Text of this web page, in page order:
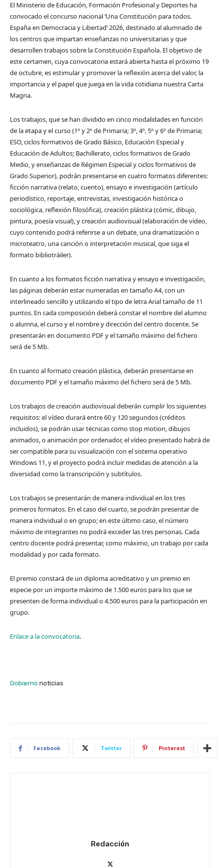
El Ministerio de Educación, Formación Profesional y Deportes ha
convocado el concurso nacional ‘Una Constitución para todos.
España en Democracia y Libertad’ 2026, destinado al alumnado de
los centros que impartan enseñanzas no universitarias y que
desarrollen trabajos sobre la Constitución Española. El objetivo de
este certamen, cuya convocatoria estará abierta hasta el próximo 19
de octubre, es estimular y promover la reflexión acerca del valor, la
importancia y el papel que juega en la vida cotidiana nuestra Carta
Magna.
Los trabajos, que se han dividido en cinco modalidades en función
de la etapa y el curso (1º y 2º de Primaria; 3º, 4º, 5º y 6º de Primaria;
ESO, ciclos formativos de Grado Básico, Educación Especial y
Educación de Adultos; Bachillerato, ciclos formativos de Grado
Medio, y enseñanzas de Régimen Especial y ciclos formativos de
Grado Superior), podrán presentarse en cuatro formatos diferentes:
ficción narrativa (relato, cuento), ensayo e investigación (artículo
periodístico, reportaje, entrevistas, investigación histórica o
sociológica, reflexión filosófica), creación plástica (cómic, dibujo,
pintura, poesía visual), y creación audiovisual (elaboración de vídeo,
cuyo contenido podrá referirse a un debate, una dramatización o
microteatro, una canción o interpretación musical, que siga el
formato bibliotráiler).
En cuanto a los formatos ficción narrativa y ensayo e investigación,
las páginas deberán estar numeradas en tamaño A4, con un
interlineado sencillo y utilizando el tipo de letra Arial tamaño de 11
puntos. En cada composición deberá constar el nombre del alumno
o alumna, el curso y el nombre y dirección del centro docente. Se
presentarán en documento PDF y el tamaño máximo del fichero
será de 5 Mb.
En cuanto al formato creación plástica, deberán presentarse en
documento PDF y el tamaño máximo del fichero será de 5 Mb.
Los trabajos de creación audiovisual deberán cumplir los siguientes
requisitos: el vídeo durará entre 60 y 120 segundos (créditos
incluidos), se podrán usar técnicas como stop motion, dibujos
animados, o animación por ordenador, el vídeo presentado habrá de
ser compatible para su visualización con el sistema operativo
Windows 11, y el proyecto podrá incluir medidas de atención a la
diversidad como la transcripción y subtítulos.
Los trabajos se presentarán de manera individual en los tres
primeros formatos. En el caso del cuarto, se podrán presentar de
manera individual o en grupo; en este último caso, el número
máximo de integrantes no podrá exceder las tres personas. Cada
centro docente podrá presentar, como máximo, un trabajo por cada
modalidad y por cada formato.
El premio constará de un diploma acreditativo y un premio en
especie por un importe máximo de 1.500 euros para los que se
presenten de forma individual o 4.500 euros para la participación en
grupo.
Enlace a la convocatoria.
Gobierno noticias
Facebook Twitter Pinterest
Redacción